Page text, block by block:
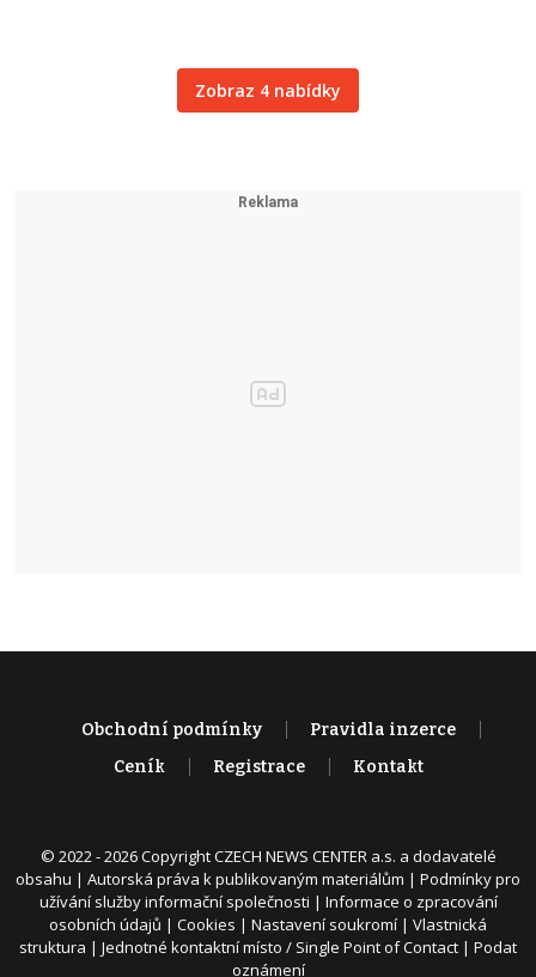
Zobraz 4 nabídky
Obchodní podmínky
Pravidla inzerce
Ceník
Registrace Kontakt
© 2022 - 2026 Copyright CZECH NEWS CENTER a.s. a dodavatelé
obsahu | Autorská práva k publikovaným materiálům | Podmínky pro
užívání služby informační společnosti | Informace o zpracování
osobních údajů | Cookies | Nastavení soukromí | Vlastnická
struktura | Jednotné kontaktní místo / Single Point of Contact | Podat
oznámení